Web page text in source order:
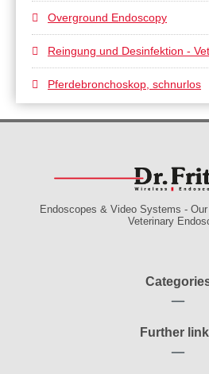
Overground Endoscopy
Reingung und Desinfektion -
Pferdebronchoskop, schnurlos
Digitales LED-Video-
Video: Endoskopie der
Endoscopes & Video Systems -
Veterinary
Further